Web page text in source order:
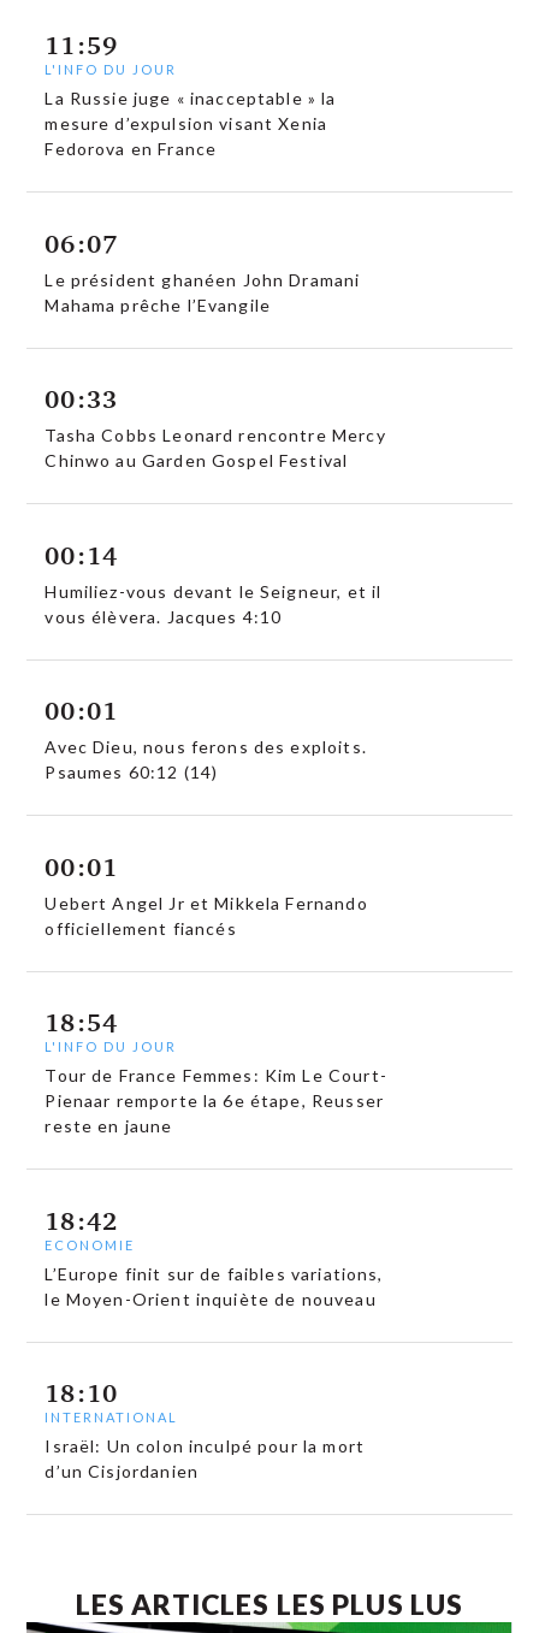
11:59
L'INFO DU JOUR
La Russie juge « inacceptable » la
mesure d’expulsion visant Xenia
Fedorova en France
06:07
Le président ghanéen John Dramani
Mahama prêche l’Evangile
00:33
Tasha Cobbs Leonard rencontre Mercy
Chinwo au Garden Gospel Festival
00:14
Humiliez-vous devant le Seigneur, et il
vous élèvera. Jacques 4:10
00:01
Avec Dieu, nous ferons des exploits.
Psaumes 60:12 (14)
00:01
Uebert Angel Jr et Mikkela Fernando
officiellement fiancés
18:54
L'INFO DU JOUR
Tour de France Femmes: Kim Le Court-
Pienaar remporte la 6e étape, Reusser
reste en jaune
18:42
ECONOMIE
L’Europe finit sur de faibles variations,
le Moyen-Orient inquiète de nouveau
18:10
INTERNATIONAL
Israël: Un colon inculpé pour la mort
d’un Cisjordanien
LES ARTICLES LES PLUS LUS